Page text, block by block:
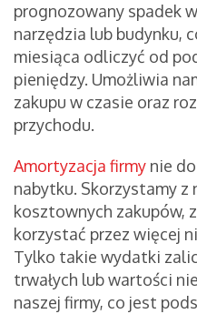
prognozowany spadek
narzędzia lub budynku,
miesiąca odliczyć od
pieniędzy. Umożliwia
zakupu w czasie oraz
przychodu.
Amortyzacja firmy nie
nabytku. Skorzystamy z
kosztownych zakupów,
korzystać przez więcej
Tylko takie wydatki
trwałych lub wartości
naszej firmy, co jest